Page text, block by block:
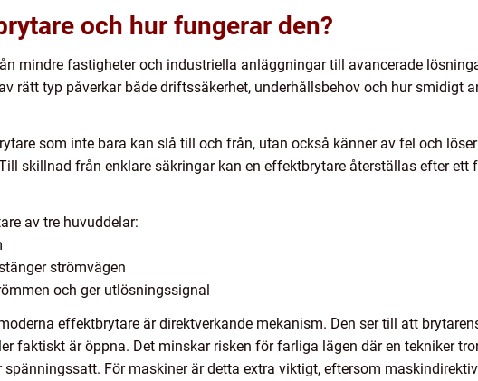
och hur fungerar den?
mindre fastigheter och industriella anläggningar till avancerade
rätt typ påverkar både driftssäkerhet, underhållsbehov och hur smidigt
som inte bara kan slå till och från, utan också känner av fel och
skillnad från enklare säkringar kan en effektbrytare återställas efter ett
av tre huvuddelar:
strömvägen
och ger utlösningssignal
effektbrytare är direktverkande mekanism. Den ser till att
faktiskt är öppna. Det minskar risken för farliga lägen där en tekniker
För maskiner är detta extra viktigt, eftersom